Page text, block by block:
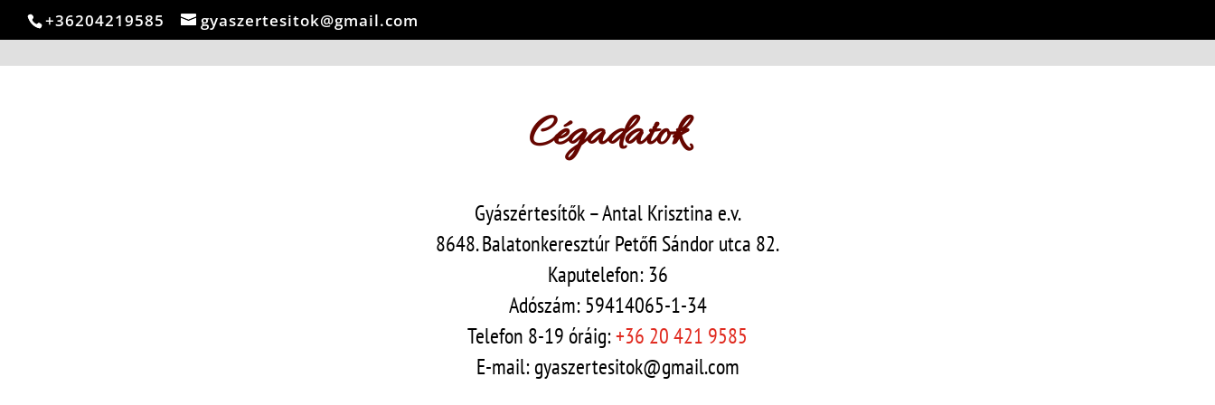
google-site-verification: google1efa47dcd45d02c8.html
+36204219585 gyaszertesitok@gmail.com
Cégadatok
Gyászértesítők – Antal Krisztina e.v.
8648. Balatonkeresztúr Petőfi Sándor utca 82.
Kaputelefon: 36
Adószám: 59414065-1-34
Telefon 8-19 óráig:+36 20 421 9585
E-mail: gyaszertesitok@gmail.com